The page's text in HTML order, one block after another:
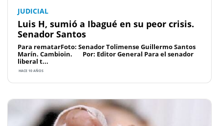
JUDICIAL
Luis H, sumió a Ibagué en su peor crisis.
Senador Santos
Para rematarFoto: Senador Tolimense Guillermo Santos
Marín. Cambioin. Por: Editor General Para el senador
liberal t...
HACE 10 AÑOS